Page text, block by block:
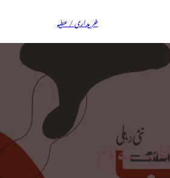
خریداری / عطیہ
حجاب کے نام